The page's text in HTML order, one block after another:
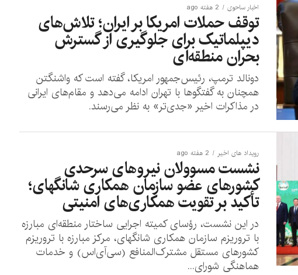
اخبار ساحوی 2 هفته ago
توقف حملات امریکا بر ایران؛ تلاش‌های
دیپلماتیک برای جلوگیری از گسترش
بحران منطقه‌ای
دونالد ترمپ، رئیس‌جمهور امریکا، گفته است که واشنگتن
همچنان به گفتگوها با تهران ادامه می‌دهد و مقام‌های ایرانی
در مذاکرات اخیر «جدی‌تر» به نظر می‌رسند.
رویداد های اخیر 2 هفته ago
نشست مسوولان نیروهای سرحدی
کشورهای عضو سازمان همکاری شانگهای؛
تأکید بر تقویت همکاری‌های امنیتی
در این نشست، رؤسای کمیته اجرایی ساختار منطقه‌ای مبارزه
با تروریزم سازمان همکاری شانگهای، مرکز مبارزه با تروریزم
کشورهای مستقل مشترک‌المنافع (سی‌آی‌اس) و خدمات
هماهنگی شورای...